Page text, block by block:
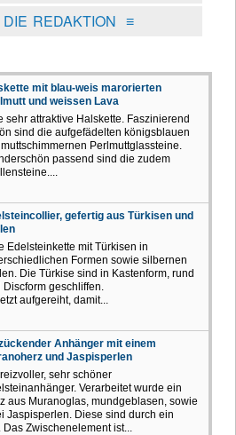
REDAKTION ≡
mit blau-weis marorierten
und weissen Lava
sehr attraktive Halskette. Faszinierend
sind die aufgefädelten königsblauen
Perlmuttglassteine.
passend sind die zudem
gefertig aus Türkisen und
Edelsteinkette mit Türkisen in
Formen sowie silbernen
Die Türkise sind in Kastenform, rund
Discform geschliffen.
aufgereiht, damit...
Anhänger mit einem
und Jaspisperlen
sehr schöner
Verarbeitet wurde ein
aus Muranoglas, mundgeblasen, sowie
Jaspisperlen. Diese sind durch ein
Zwischenelement ist...